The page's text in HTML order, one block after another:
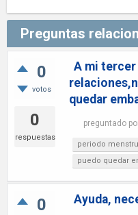
Preguntas
0
votos
0
respuestas
A mi tercer
quedar
preguntado
periodo
puedo quedar
0 Ayuda,